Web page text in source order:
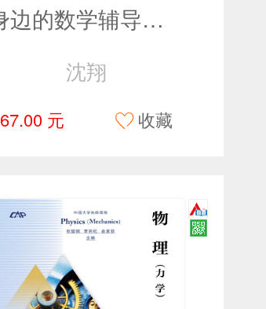
身边的数学辅导员——用GeoGebra领悟平面几何
沈翔
67.00 元 收藏